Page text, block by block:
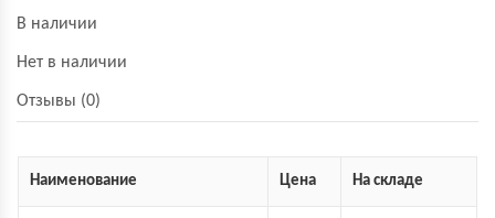
В наличии
Нет в наличии
Отзывы (0)
Наименование Цена На складе